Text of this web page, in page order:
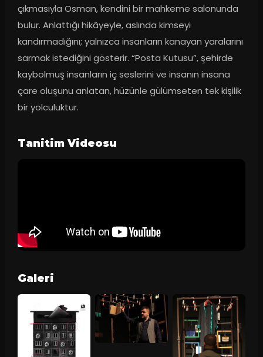
çıkmasıyla Osman, kendini bir mahkeme salonunda
bulur. Anlattığı hikâyeyle, aslında kimseyi
kandırmadığını; yalnızca insanların kanayan yaralarını
sarmak istediğini gösterir. “Posta Kutusu”, şehirde
kaybolmuş insanların iç seslerini ve insanın insana
çare oluşunu anlatan, hüzünle gülümseten tek kişilik
bir yolculuktur.
Tanitim Videosu
Galeri